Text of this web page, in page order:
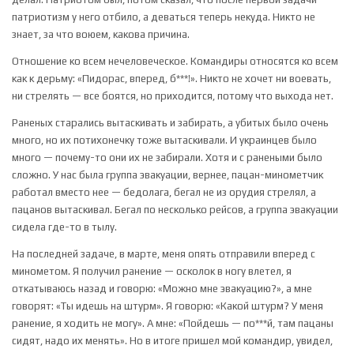
патриотизм у него отбило, а деваться теперь некуда. Никто не
знает, за что воюем, какова причина.
Отношение ко всем нечеловеческое. Командиры относятся ко всем
как к дерьму: «Пидорас, вперед, б***!». Никто не хочет ни воевать,
ни стрелять — все боятся, но приходится, потому что выхода нет.
Раненых старались вытаскивать и забирать, а убитых было очень
много, но их потихонечку тоже вытаскивали. И украинцев было
много — почему-то они их не забирали. Хотя и с ранеными было
сложно. У нас была группа эвакуации, вернее, пацан-минометчик
работал вместо нее — бедолага, бегал не из орудия стрелял, а
пацанов вытаскивал. Бегал по несколько рейсов, а группа эвакуации
сидела где-то в тылу.
На последней задаче, в марте, меня опять отправили вперед с
минометом. Я получил ранение — осколок в ногу влетел, я
откатываюсь назад и говорю: «Можно мне эвакуацию?», а мне
говорят: «Ты идешь на штурм». Я говорю: «Какой штурм? У меня
ранение, я ходить не могу». А мне: «Пойдешь — по***й, там пацаны
сидят, надо их менять». Но в итоге пришел мой командир, увидел,